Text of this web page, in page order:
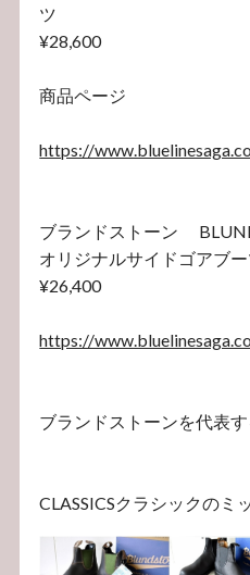
ツ
¥28,600
商品ページ
https://
ブランドストーン
オリジナルサイドゴアブ
¥26,400
https://
ブランドストーンを代表す
CLASSICSクラシックのミ